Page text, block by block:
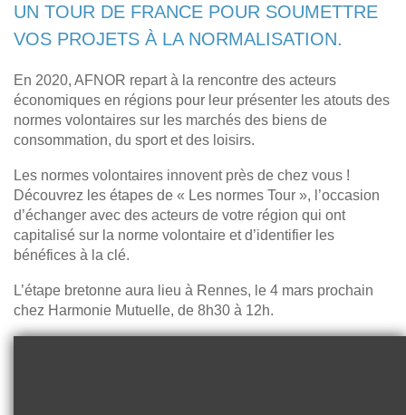
UN TOUR DE FRANCE POUR SOUMETTRE
VOS PROJETS À LA NORMALISATION.
En 2020, AFNOR repart à la rencontre des acteurs
économiques en régions pour leur présenter les atouts des
normes volontaires sur les marchés des biens de
consommation, du sport et des loisirs.
Les normes volontaires innovent près de chez vous !
Découvrez les étapes de « Les normes Tour », l’occasion
d’échanger avec des acteurs de votre région qui ont
capitalisé sur la norme volontaire et d’identifier les
bénéfices à la clé.
L’étape bretonne aura lieu à Rennes, le 4 mars prochain
chez Harmonie Mutuelle, de 8h30 à 12h.